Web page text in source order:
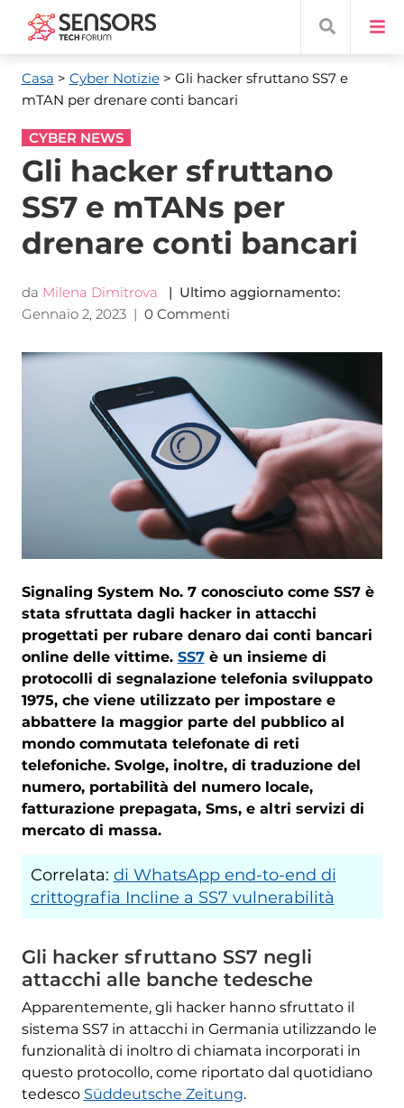
Casa > Cyber ​​Notizie> Gli hacker sfruttano SS7 e
mTAN per drenare conti bancari
CYBER NEWS
Gli hacker sfruttano
SS7 e mTANs per
drenare conti bancari
da Milena Dimitrova
| Ultimo aggiornamento:
Gennaio 2, 2023| 0 Commenti
Signaling System No. 7 conosciuto come SS7 è
stata sfruttata dagli hacker in attacchi
progettati per rubare denaro dai conti bancari
online delle vittime. SS7è un insieme di
protocolli di segnalazione telefonia sviluppato
1975, che viene utilizzato per impostare e
abbattere la maggior parte del pubblico al
mondo commutata telefonate di reti
telefoniche. Svolge, inoltre, di traduzione del
numero, portabilità del numero locale,
fatturazione prepagata, Sms, e altri servizi di
mercato di massa.
Correlata: di WhatsApp end-to-end di
crittografia Incline a SS7 vulnerabilità
Gli hacker sfruttano SS7 negli
attacchi alle banche tedesche
Apparentemente, gli hacker hanno sfruttato il
sistema SS7 in attacchi in Germania utilizzando le
funzionalità di inoltro di chiamata incorporati in
questo protocollo, come riportato dal quotidiano
tedesco Süddeutsche Zeitung.